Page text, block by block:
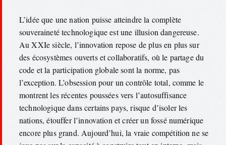
L’idée que une nation puisse atteindre la complète
souveraineté technologique est une illusion dangereuse.
Au XXIe siècle, l’innovation repose de plus en plus sur
des écosystèmes ouverts et collaboratifs, où le partage du
code et la participation globale sont la norme, pas
l’exception. L’obsession pour un contrôle total, comme le
montrent les récentes poussées vers l’autosuffisance
technologique dans certains pays, risque d’isoler les
nations, étouffer l’innovation et créer un fossé numérique
encore plus grand. Aujourd’hui, la vraie compétition ne se